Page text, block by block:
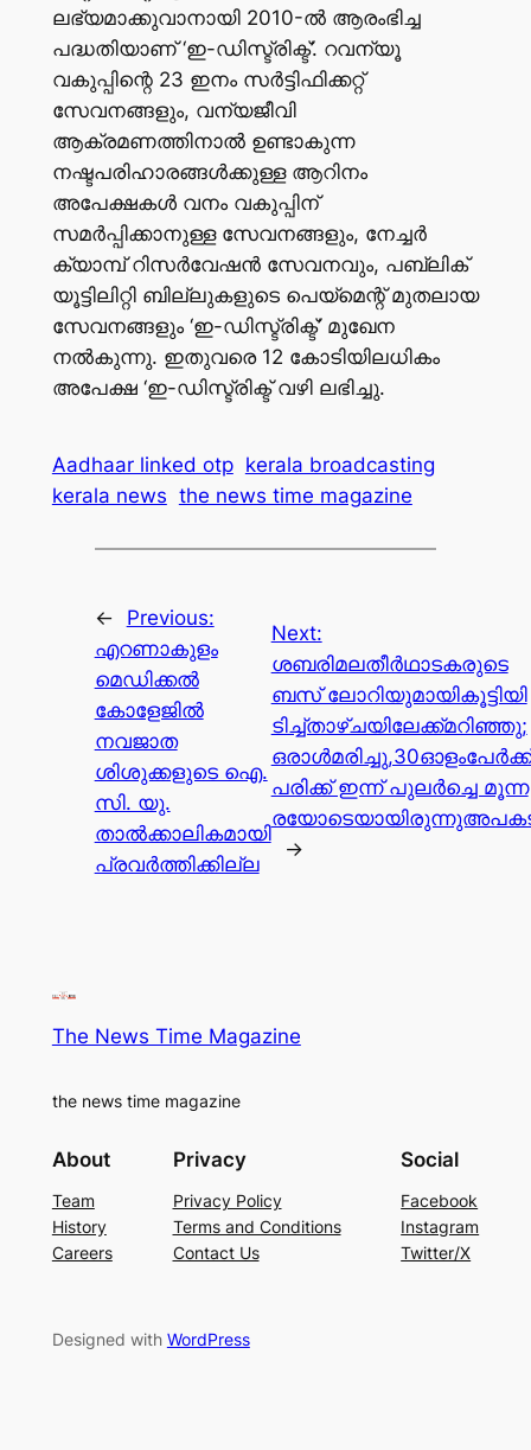
ലഭ്യമാക്കുവാനായി 2010-ൽ ആരംഭിച്ച
പദ്ധതിയാണ് ‘ഇ-ഡിസ്ട്രിക്ട്’. റവന്യൂ
വകുപ്പിന്റെ 23 ഇനം സർട്ടിഫിക്കറ്റ്
സേവനങ്ങളും, വന്യജീവി
ആക്രമണത്തിനാൽ ഉണ്ടാകുന്ന
നഷ്ടപരിഹാരങ്ങൾക്കുള്ള ആറിനം
അപേക്ഷകൾ വനം വകുപ്പിന്
സമർപ്പിക്കാനുള്ള സേവനങ്ങളും, നേച്ചർ
ക്യാമ്പ് റിസർവേഷൻ സേവനവും, പബ്ലിക്
യൂട്ടിലിറ്റി ബില്ലുകളുടെ പെയ്മെന്റ് മുതലായ
സേവനങ്ങളും ‘ഇ-ഡിസ്ട്രിക്ട്’ മുഖേന
നൽകുന്നു. ഇതുവരെ 12 കോടിയിലധികം
അപേക്ഷ ‘ഇ-ഡിസ്ട്രിക്ട് വഴി ലഭിച്ചു.
Aadhaar linked otp kerala broadcasting
kerala news the news time magazine
←
Previous:
എറണാകുളം
മെഡിക്കൽ
കോളേജിൽ
നവജാത
ശിശുക്കളുടെ ഐ.
സി. യു.
താൽക്കാലികമായി
പ്രവർത്തിക്കില്ല
Next:
ശബരിമലതീർഥാടകരുടെ
ബസ് ലോറിയുമായികൂട്ടിയി
ടിച്ച്താഴ്ചയിലേക്ക്മറിഞ്ഞു;
ഒരാൾമരിച്ചു,30ഓളംപേർക്ക്
പരിക്ക് ഇന്ന് പുലർച്ചെ മൂന്ന
→
The News Time Magazine
the news time magazine
About
Team
History
Careers
Privacy
Privacy Policy
Terms and Conditions
Contact Us
Social
Facebook
Instagram
Twitter/X
Designed with WordPress